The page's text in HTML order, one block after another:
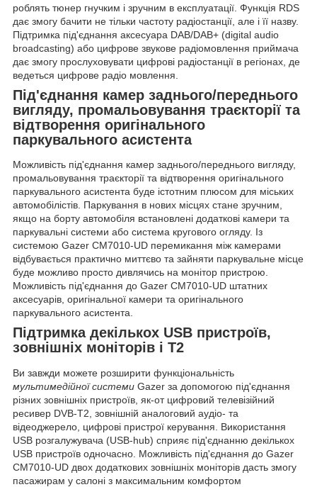
роблять тюнер гнучким і зручним в експлуатації. Функція RDS
дає змогу бачити не тільки частоту радіостанції, але і її назву.
Підтримка під'єднання аксесуара DAB/DAB+ (digital audio
broadcasting) або цифрове звукове радіомовлення приймача
дає змогу прослуховувати цифрові радіостанції в регіонах, де
ведеться цифрове радіо мовлення.
Під'єднання камер заднього/переднього
вигляду, промальовування траєкторії та
відтворення оригінального
паркувального асистента
Можливість під'єднання камер заднього/переднього вигляду,
промальовування траєкторії та відтворення оригінального
паркувального асистента буде істотним плюсом для міських
автомобілістів. Паркування в нових місцях стане зручним,
якщо на борту автомобіля встановлені додаткові камери та
паркувальні системи або система кругового огляду. Із
системою Gazer CM7010-UD перемикання між камерами
відбувається практично миттєво та зайняти паркувальне місце
буде можливо просто дивлячись на монітор пристрою.
Можливість під'єднання до Gazer CM7010-UD штатних
аксесуарів, оригінальної камери та оригінального
паркувального асистента.
Підтримка декількох USB пристроїв,
зовнішніх моніторів і Т2
Ви завжди можете розширити функціональність
мультимедійної системи Gazer за допомогою під'єднання
різних зовнішніх пристроїв, як-от цифровий телевізійний
ресивер DVB-T2 , зовнішній аналоговий аудіо- та
відеоджерело, цифрові пристрої керування. Використання
USB розгалужувача (USB-hub) сприяє під'єднанню декількох
USB пристроїв одночасно . Можливість під'єднання до Gazer
CM7010-UD двох додаткових зовнішніх моніторів дасть змогу
пасажирам у салоні з максимальним комфортом